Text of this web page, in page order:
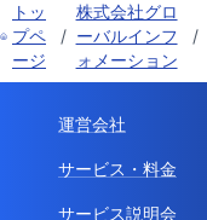
トッ
プペ
ージ
/
株式会社グロ
ーバルインフ
ォメーション
/
運営会社
サービス・料金
サービス説明会